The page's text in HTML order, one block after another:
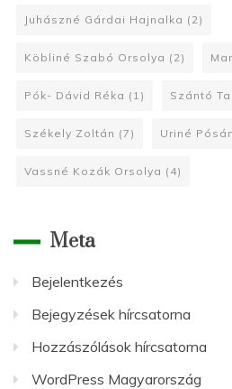
Juhászné Gárdai Hajnalka (2)
Köbliné Szabó Orsolya (2)
Pók- Dávid Réka (1) Szántó
Székely Zoltán (7) Uriné
Vassné Kozák Orsolya (4)
Meta
Bejelentkezés
Bejegyzések hírcsatorna
Hozzászólások hírcsatorna
WordPress Magyarország